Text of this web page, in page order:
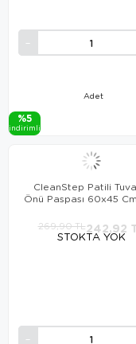
Adet
%5
i̇ndi̇ri̇mli̇
STOKTA YOK
CleanStep Patili
Önü Paspası 60x45
242,92
269,90 TL